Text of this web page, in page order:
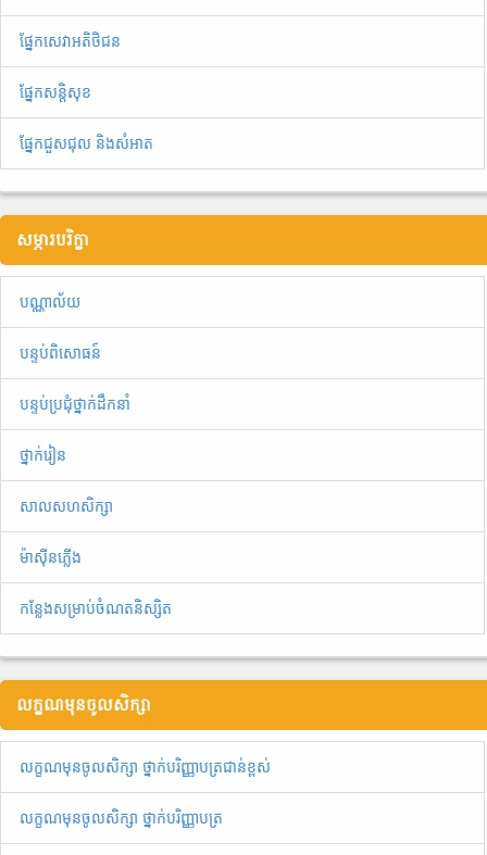
ផ្នែកសេវាអតិថិជន
ផ្នែកសន្តិសុខ
ផ្នែកជួសជុល និងសំអាត
សម្ភារបរិក្ខា
បណ្ណាល័យ
បន្ទប់ពិសោធន៍
បន្ទប់ប្រជុំថ្នាក់ដឹកនាំ
ថ្នាក់រៀន
សាលសហសិក្សា
ម៉ាស៊ីនភ្លើង
កន្លែងសម្រាប់ចំណតនិស្សិត
លក្ខណមុនចូលសិក្សា
លក្ខណមុនចូលសិក្សា ថ្នាក់បរិញ្ញាបត្រជាន់ខ្ពស់
លក្ខណមុនចូលសិក្សា ថ្នាក់បរិញ្ញាបត្រ